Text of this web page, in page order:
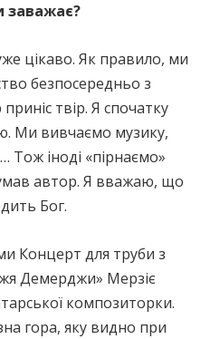
заважає?
цікаво. Як правило, ми
безпосередньо з
твір. Я спочатку
Ми вивчаємо музику,
іноді «пірнаємо»
автор. Я вважаю, що
Бог.
Концерт для труби з
Демерджи» Мерзіє
композиторки.
гора, яку видно при